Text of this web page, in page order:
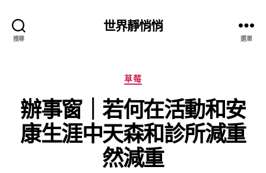
搜尋
世界靜悄悄
選單
分
類
草莓
辦事窗｜若何在活動和安
康生涯中天森和診所減重
然減重